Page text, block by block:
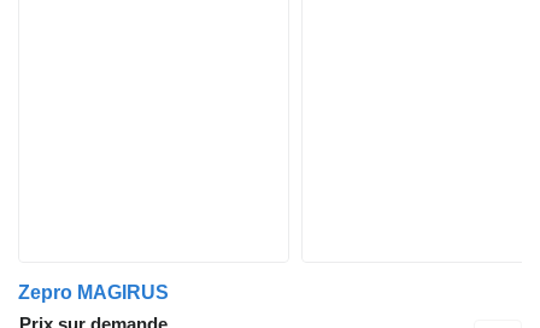
Zepro MAGIRUS
Prix sur demande